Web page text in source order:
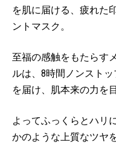
を肌に届ける、疲れた
ントマスク。
至福の感触をもたらす
ルは、8時間ノンスト
を届け、肌本来の力を
よってふっくらとハリ
かのような上質なツヤ